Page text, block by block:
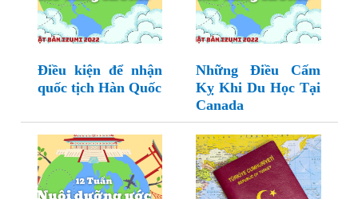
Điều kiện để nhận
quốc tịch Hàn Quốc
Những Điều Cấm
Kỵ Khi Du Học Tại
Canada